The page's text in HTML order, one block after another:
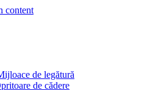
content
de legătură
de cădere